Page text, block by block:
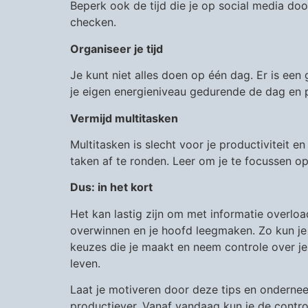
Beperk ook de tijd die je op social media
checken.
Organiseer je tijd
Je kunt niet alles doen op één dag. Er is
je eigen energieniveau gedurende de dag en
Vermijd multitasken
Multitasken is slecht voor je productiviteit
taken af te ronden. Leer om je te focussen
Dus: in het kort
Het kan lastig zijn om met informatie
overwinnen en je hoofd leegmaken. Zo kun
keuzes die je maakt en neem controle over
leven.
Laat je motiveren door deze tips en